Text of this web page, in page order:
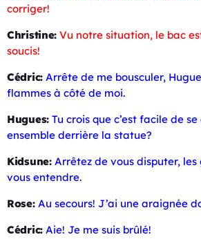
corriger!
Christine: Vu notre situation, le bac
soucis!
Cédric: Arrête de me bousculer,
flammes à côté de moi.
Hugues: Tu crois que c’est facile de
ensemble derrière la statue?
Kidsune: Arrêtez de vous disputer,
vous entendre.
Rose: Au secours! J’ai une araignée
Cédric: Aie! Je me suis brûlé!